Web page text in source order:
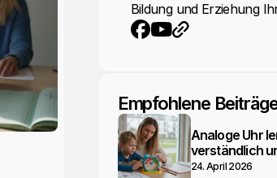
Bildung und Erziehung
Empfohlene
Analoge Uhr
verständlich
24. April 2026